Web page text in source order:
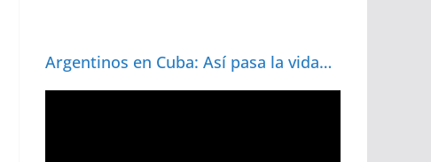
Argentinos en Cuba: Así pasa la vida…